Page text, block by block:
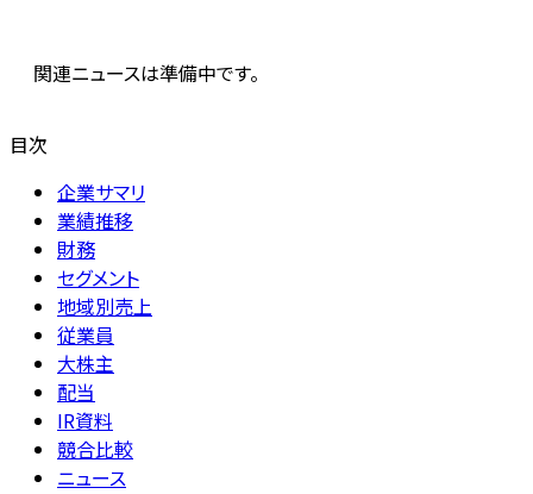
関連ニュースは準備中です。
目次
企業サマリ
業績推移
財務
セグメント
地域別売上
従業員
大株主
配当
IR資料
競合比較
ニュース